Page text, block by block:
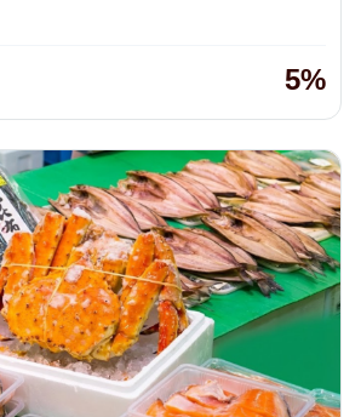
心」「次回もお願いしたい」のお声を力に、大
5%